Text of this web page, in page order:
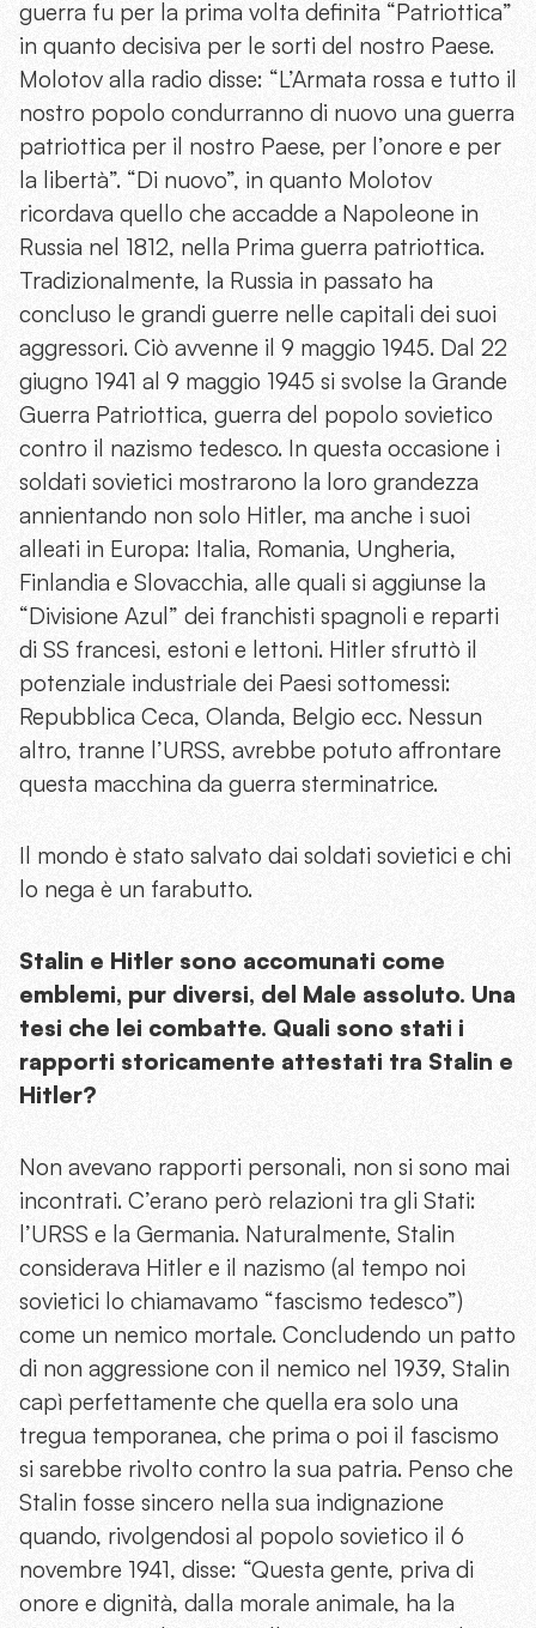
guerra fu per la prima volta definita “Patriottica”
in quanto decisiva per le sorti del nostro Paese.
Molotov alla radio disse: “L’Armata rossa e tutto il
nostro popolo condurranno di nuovo una guerra
patriottica per il nostro Paese, per l’onore e per
la libertà”. “Di nuovo”, in quanto Molotov
ricordava quello che accadde a Napoleone in
Russia nel 1812, nella Prima guerra patriottica.
Tradizionalmente, la Russia in passato ha
concluso le grandi guerre nelle capitali dei suoi
aggressori. Ciò avvenne il 9 maggio 1945. Dal 22
giugno 1941 al 9 maggio 1945 si svolse la Grande
Guerra Patriottica, guerra del popolo sovietico
contro il nazismo tedesco. In questa occasione i
soldati sovietici mostrarono la loro grandezza
annientando non solo Hitler, ma anche i suoi
alleati in Europa: Italia, Romania, Ungheria,
Finlandia e Slovacchia, alle quali si aggiunse la
“Divisione Azul” dei franchisti spagnoli e reparti
di SS francesi, estoni e lettoni. Hitler sfruttò il
potenziale industriale dei Paesi sottomessi:
Repubblica Ceca, Olanda, Belgio ecc. Nessun
altro, tranne l’URSS, avrebbe potuto affrontare
questa macchina da guerra sterminatrice.
Il mondo è stato salvato dai soldati sovietici e chi
lo nega è un farabutto.
Stalin e Hitler sono accomunati come
emblemi, pur diversi, del Male assoluto. Una
tesi che lei combatte. Quali sono stati i
rapporti storicamente attestati tra Stalin e
Hitler?
Non avevano rapporti personali, non si sono mai
incontrati. C’erano però relazioni tra gli Stati:
l’URSS e la Germania. Naturalmente, Stalin
considerava Hitler e il nazismo (al tempo noi
sovietici lo chiamavamo “fascismo tedesco”)
come un nemico mortale. Concludendo un patto
di non aggressione con il nemico nel 1939, Stalin
capì perfettamente che quella era solo una
tregua temporanea, che prima o poi il fascismo
si sarebbe rivolto contro la sua patria. Penso che
Stalin fosse sincero nella sua indignazione
quando, rivolgendosi al popolo sovietico il 6
novembre 1941, disse: “Questa gente, priva di
onore e dignità, dalla morale animale, ha la